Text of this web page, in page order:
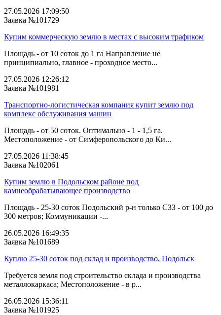
27.05.2026 17:09:50
Заявка №101729
Купим коммерческую землю в местах с высоким трафиком
Площадь - от 10 соток до 1 га Направление не
принципиально, главное - проходное место...
27.05.2026 12:26:12
Заявка №101981
Транспортно-логистическая компания купит землю под
комплекс обслуживания машин
Площадь - от 50 соток. Оптимально - 1 - 1,5 га.
Местоположение - от Симферопольского до Ки...
27.05.2026 11:38:45
Заявка №102061
Купим землю в Подольском районе под
камнеобрабатывающее производство
Площадь - 25-30 соток Подольский р-н только СЗЗ - от 100 до
300 метров; Коммуникации -...
26.05.2026 16:49:35
Заявка №101689
Куплю 25-30 соток под склад и производство, Подольск
Требуется земля под строительство склада и производства
металлокаркаса; Местоположение - в р...
26.05.2026 15:36:11
Заявка №101925